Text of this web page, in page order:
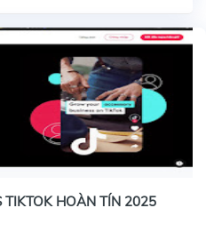
HOÀN TÍN 2025